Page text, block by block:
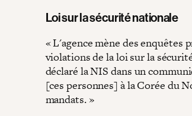
Loi sur la sécurité nationale
« L'agence mène des
violations de la loi sur la
déclaré la NIS dans un
[ces personnes] à la Corée du
mandats. »